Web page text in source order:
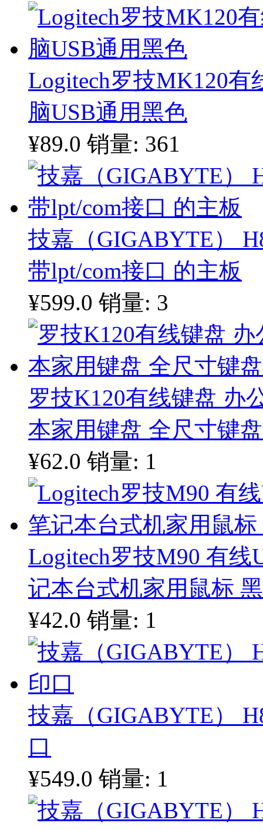
Logitech罗技MK120
脑USB通用黑色
¥89.0 销量: 361
技嘉（GIGABYTE）
带lpt/com接口 的主板
¥599.0 销量: 3
罗技K120有线键盘 办
本家用键盘 全尺寸键
¥62.0 销量: 1
Logitech罗技M90 有
记本台式机家用鼠标
¥42.0 销量: 1
技嘉（GIGABYTE）
口
¥549.0 销量: 1